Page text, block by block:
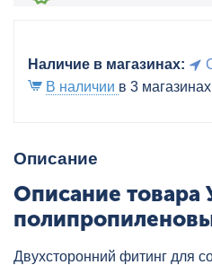
Наличие в магазинах:
В наличии в 3 магазинах
Описание
Описание товара
VALTEC, артикул:
Двухсторонний фитинг для